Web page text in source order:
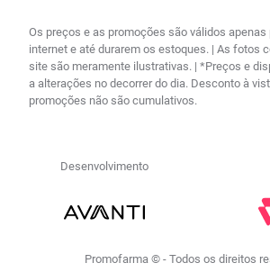
Os preços e as promoções são válidos apenas
internet e até durarem os estoques. | As fotos
site são meramente ilustrativas. | *Preços e
a alterações no decorrer do dia. Desconto à
promoções não são cumulativos.
Desenvolvimento
Promofarma © - Todos os direitos